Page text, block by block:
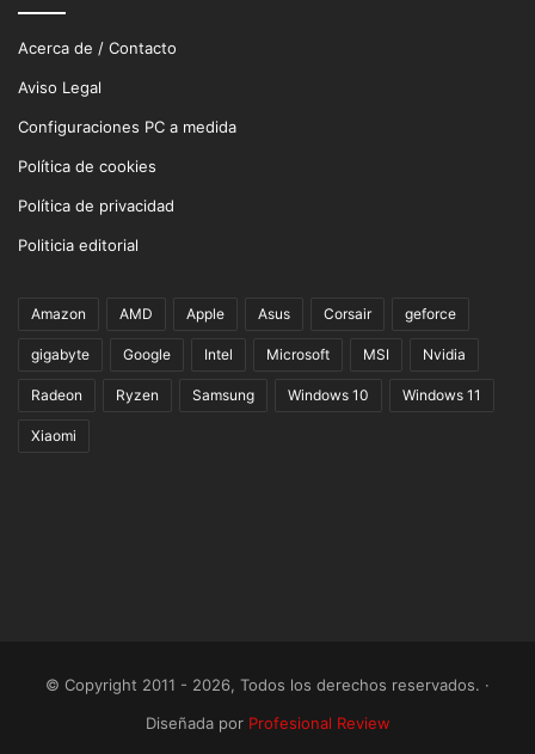
Acerca de / Contacto
Aviso Legal
Configuraciones PC a medida
Política de cookies
Política de privacidad
Politicia editorial
Amazon AMD Apple Asus Corsair geforce
gigabyte Google Intel Microsoft MSI Nvidia
Radeon Ryzen Samsung Windows 10 Windows 11
Xiaomi
© Copyright 2011 - 2026, Todos los derechos reservados. ·
Diseñada por Profesional Review